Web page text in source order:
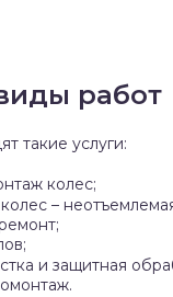
работ
такие услуги:
колес;
–
и защитная